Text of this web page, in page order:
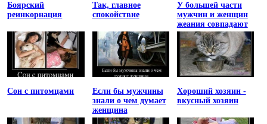
Боярский
реинкорнация
Так, главное
спокойствие
У большей части
мужчин и женщин
жеания совпадают
Сон с питомцами
Если бы мужчины
знали о чем думает
женщина
Хороший хозяин -
вкусный хозяин